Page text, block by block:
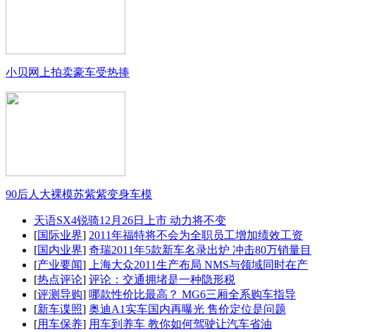
小贝网上拍卖豪车受热捧
90后人大裸模苏紫紫变身车模
天语SX4锐骑12月26日上市 动力将不变
[国际业界] 2011年福特将不会为全职员工增加绩效工资
[国内业界] 奇瑞2011年5款新车名录出炉 冲击80万销量目
[产业要闻]
上海大众2011生产布局 NMS与领域同时在产
[热点评论] 评论：交通拥堵是一种隐形税
[评测导购] 哪款性价比最高？ MG6三厢全系购车指导
[新车谍照] 奥迪A1实车国内再曝光 售价定位是问题
[用车保养] 用车到养车 教你如何驾驶让汽车省油